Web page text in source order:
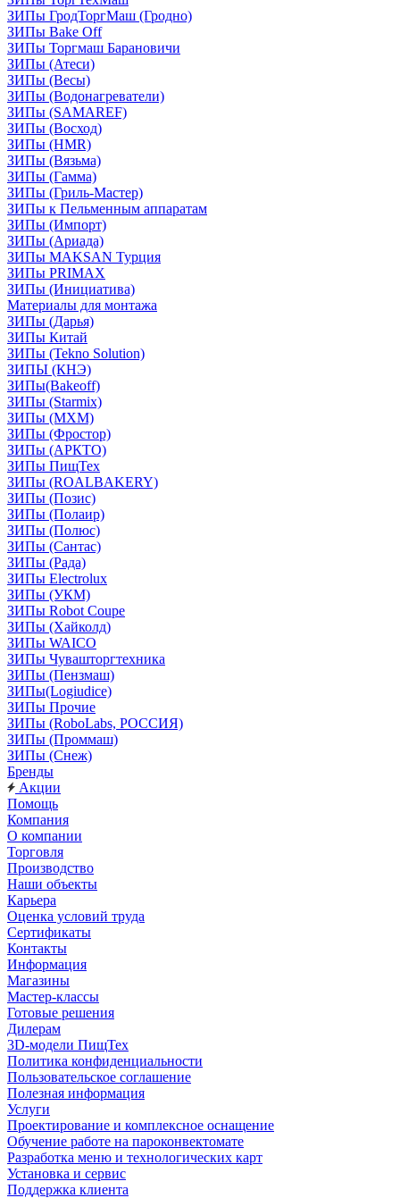
ЗИПы ГродТоргМаш (Гродно)
ЗИПы Bake Off
ЗИПы Торгмаш Барановичи
ЗИПы (Атеси)
ЗИПы (Весы)
ЗИПы (Водонагреватели)
ЗИПы (SAMAREF)
ЗИПы (Восход)
ЗИПы (HMR)
ЗИПы (Вязьма)
ЗИПы (Гамма)
ЗИПы (Гриль-Мастер)
ЗИПы к Пельменным аппаратам
ЗИПы (Импорт)
ЗИПы (Ариада)
ЗИПы MAKSAN Турция
ЗИПы PRIMAX
ЗИПы (Инициатива)
Материалы для монтажа
ЗИПы (Дарья)
ЗИПы Китай
ЗИПы (Tekno Solution)
ЗИПЫ (КНЭ)
ЗИПы(Bakeoff)
ЗИПы (Starmix)
ЗИПы (МХМ)
ЗИПы (Фростор)
ЗИПы (АРКТО)
ЗИПы ПищТех
ЗИПы (ROALBAKERY)
ЗИПы (Позис)
ЗИПы (Полаир)
ЗИПы (Полюс)
ЗИПы (Сантас)
ЗИПы (Рада)
ЗИПы Electrolux
ЗИПы (УКМ)
ЗИПы Robot Coupe
ЗИПы (Хайколд)
ЗИПы WAICO
ЗИПы Чувашторгтехника
ЗИПы (Пензмаш)
ЗИПы(Logiudice)
ЗИПы Прочие
ЗИПы (RoboLabs, РОССИЯ)
ЗИПы (Проммаш)
ЗИПы (Снеж)
Бренды
Акции
Помощь
Компания
О компании
Торговля
Производство
Наши объекты
Карьера
Оценка условий труда
Сертификаты
Контакты
Информация
Магазины
Мастер-классы
Готовые решения
Дилерам
3D-модели ПищТех
Политика конфиденциальности
Пользовательское соглашение
Полезная информация
Услуги
Проектирование и комплексное оснащение
Обучение работе на пароконвектомате
Разработка меню и технологических карт
Установка и сервис
Поддержка клиента